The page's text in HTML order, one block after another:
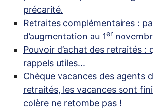
précarité.
Retraites complémentaires :
d’augmentation au 1er
Pouvoir d’achat des retraités :
rappels utiles...
Chèque vacances des agents
retraités, les vacances sont
colère ne retombe pas !